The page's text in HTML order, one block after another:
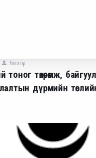
Билгүүн
төхөөрөмж,
дүрмийн